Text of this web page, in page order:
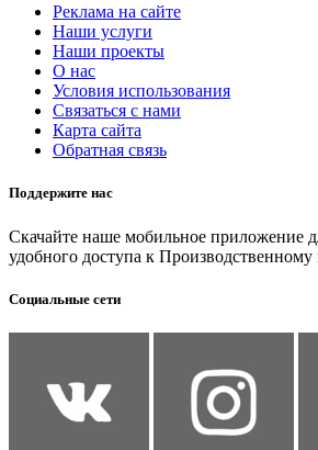
Реклама на сайте
Наши услуги
Наши проекты
О нас
Условия использования
Связаться с нами
Карта сайта
Обратная связь
Поддержите нас
Скачайте наше мобильное приложение
удобного доступа к Производственному
Социальные сети